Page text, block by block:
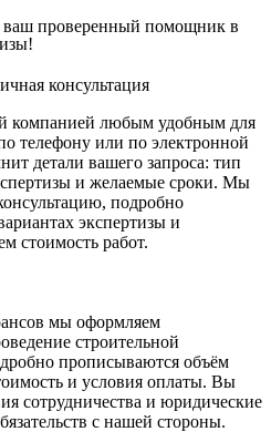
проверенный помощник в
консультация
компанией любым удобным для
телефону или по электронной
детали вашего запроса: тип
и желаемые сроки. Мы
подробно
экспертизы и
стоимость работ.
мы оформляем
строительной
прописываются объём
и условия оплаты. Вы
сотрудничества и юридические
с нашей стороны.